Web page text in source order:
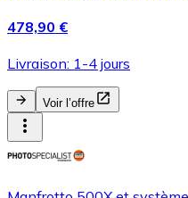
478,90 €
Livraison: 1-4 jours
Voir l’offre